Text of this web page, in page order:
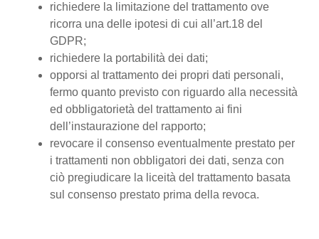
richiedere la limitazione del trattamento ove
ricorra una delle ipotesi di cui all’art.18 del
GDPR;
richiedere la portabilità dei dati;
opporsi al trattamento dei propri dati personali,
fermo quanto previsto con riguardo alla necessità
ed obbligatorietà del trattamento ai fini
dell’instaurazione del rapporto;
revocare il consenso eventualmente prestato per
i trattamenti non obbligatori dei dati, senza con
ciò pregiudicare la liceità del trattamento basata
sul consenso prestato prima della revoca.